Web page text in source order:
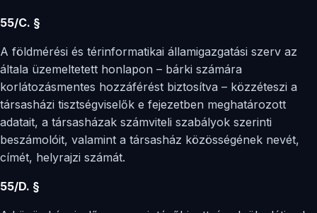
55/C. §
A földmérési és térinformatikai államigazgatási szerv az
általa üzemeltetett honlapon – bárki számára
korlátozásmentes hozzáférést biztosítva – közzéteszi a
társasházi tisztségviselők e fejezetben meghatározott
adatait, a társasházak számviteli szabályok szerinti
beszámolóit, valamint a társasház közösségének nevét,
címét, helyrajzi számát.
55/D. §